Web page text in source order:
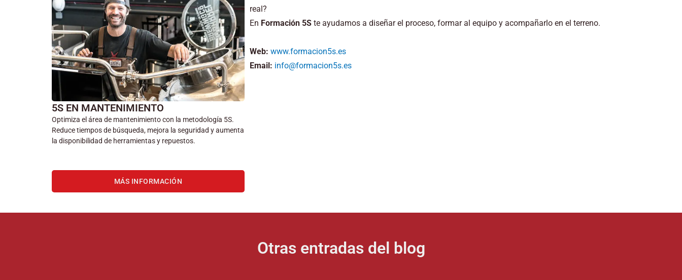
5S EN MANTENIMIENTO
Optimiza el área de mantenimiento con la metodología 5S.
Reduce tiempos de búsqueda, mejora la seguridad y aumenta
la disponibilidad de herramientas y repuestos.
MÁS INFORMACIÓN
real?
En Formación 5Ste ayudamos a diseñar el proceso, formar al equipo y acompañarlo en el terreno.
Web: www.formacion5s.es
Email: info@formacion5s.es
Otras entradas del blog